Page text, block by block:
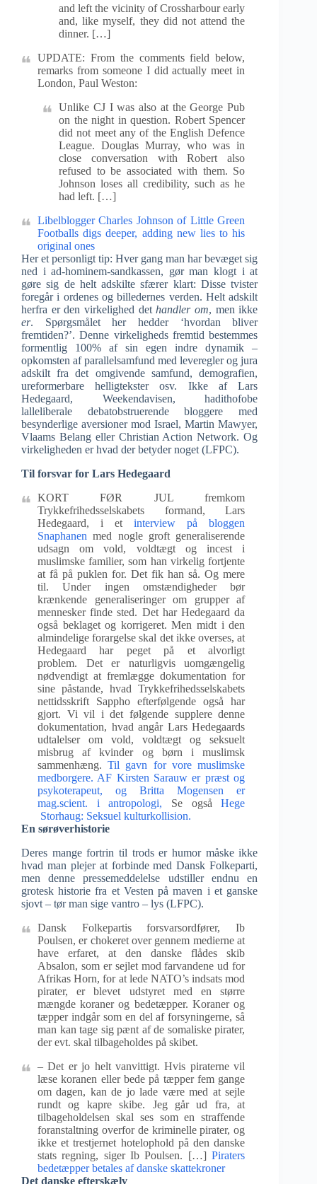
and left the vicinity of Crossharbour early
and, like myself, they did not attend the
dinner. […]
UPDATE: From the comments field below,
remarks from someone I did actually meet in
London, Paul Weston:
Unlike CJ I was also at the George Pub
on the night in question. Robert Spencer
did not meet any of the English Defence
League. Douglas Murray, who was in
close conversation with Robert also
refused to be associated with them. So
Johnson loses all credibility, such as he
had left. […]
Libelblogger Charles Johnson of Little Green
Footballs digs deeper, adding new lies to his
original ones
Her et personligt tip: Hver gang man har bevæget sig
ned i ad-hominem-sandkassen, gør man klogt i at
gøre sig de helt adskilte sfærer klart: Disse tvister
foregår i ordenes og billedernes verden. Helt adskilt
herfra er den virkelighed dethandler om, men ikke
er. Spørgsmålet her hedder ‘hvordan bliver
fremtiden?’. Denne virkeligheds fremtid bestemmes
formentlig 100% af sin egen indre dynamik –
opkomsten af parallelsamfund med leveregler og jura
adskilt fra det omgivende samfund, demografien,
ureformerbare helligtekster osv. Ikke af Lars
Hedegaard, Weekendavisen, hadithofobe
lalleliberale debatobstruerende bloggere med
besynderlige aversioner mod Israel, Martin Mawyer,
Vlaams Belang eller Christian Action Network. Og
virkeligheden er hvad der betyder noget (LFPC).
Til forsvar for Lars Hedegaard
KORT FØR JUL fremkom
Trykkefrihedsselskabets formand, Lars
Hedegaard, i etinterview på bloggen
Snaphanenmed nogle groft generaliserende
udsagn om vold, voldtægt og incest i
muslimske familier, som han virkelig fortjente
at få på puklen for. Det fik han så. Og mere
til. Under ingen omstændigheder bør
krænkende generaliseringer om grupper af
mennesker finde sted. Det har Hedegaard da
også beklaget og korrigeret. Men midt i den
almindelige forargelse skal det ikke overses, at
Hedegaard har peget på et alvorligt
problem. Det er naturligvis uomgængelig
nødvendigt at fremlægge dokumentation for
sine påstande, hvad Trykkefrihedsselskabets
nettidsskrift Sappho efterfølgende også har
gjort. Vi vil i det følgende supplere denne
dokumentation, hvad angår Lars Hedegaards
udtalelser om vold, voldtægt og seksuelt
misbrug af kvinder og børn i muslimsk
sammenhæng.Til gavn for vore muslimske
medborgere. AF Kirsten Sarauw er præst og
psykoterapeut, og Britta Mogensen er
mag.scient. i antropologi, Se ogsåHege
Storhaug: Seksuel kulturkollision.
En sørøverhistorie
Deres mange fortrin til trods er humor måske ikke
hvad man plejer at forbinde med Dansk Folkeparti,
men denne pressemeddelelse udstiller endnu en
grotesk historie fra et Vesten på maven i et ganske
sjovt – tør man sige vantro – lys (LFPC).
Dansk Folkepartis forsvarsordfører, Ib
Poulsen, er chokeret over gennem medierne at
have erfaret, at den danske flådes skib
Absalon, som er sejlet mod farvandene ud for
Afrikas Horn, for at lede NATO’s indsats mod
pirater, er blevet udstyret med en større
mængde koraner og bedetæpper. Koraner og
tæpper indgår som en del af forsyningerne, så
man kan tage sig pænt af de somaliske pirater,
der evt. skal tilbageholdes på skibet.
– Det er jo helt vanvittigt. Hvis piraterne vil
læse koranen eller bede på tæpper fem gange
om dagen, kan de jo lade være med at sejle
rundt og kapre skibe. Jeg går ud fra, at
tilbageholdelsen skal ses som en straffende
foranstaltning overfor de kriminelle pirater, og
ikke et trestjernet hotelophold på den danske
stats regning, siger Ib Poulsen. […]Piraters
bedetæpper betales af danske skattekroner
Det danske efterskælv